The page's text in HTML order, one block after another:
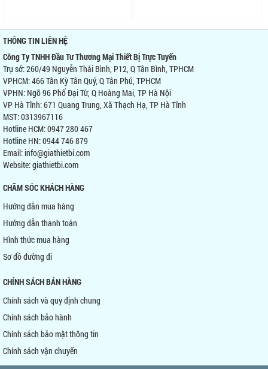
THÔNG TIN LIÊN HỆ
Công Ty TNHH Đầu Tư Thương Mại Thiết Bị Trực Tuyến
Trụ sở: 260/49 Nguyễn Thái Bình, P12, Q Tân Bình, TPHCM
VPHCM: 466 Tân Kỳ Tân Quý, Q Tân Phú, TPHCM
VPHN: Ngõ 96 Phố Đại Từ, Q Hoàng Mai, TP Hà Nội
VP Hà Tĩnh: 671 Quang Trung, Xã Thạch Hạ, TP Hà Tĩnh
MST: 0313967116
Hotline HCM: 0947 280 467
Hotline HN: 0944 746 879
Email: info@giathietbi.com
Website:giathietbi.com
CHĂM SÓC KHÁCH HÀNG
Hướng dẫn mua hàng
Hướng dẫn thanh toán
Hình thức mua hàng
Sơ đồ đường đi
CHÍNH SÁCH BÁN HÀNG
Chính sách và quy định chung
Chính sách bảo hành
Chính sách bảo mật thông tin
Chính sách vận chuyển